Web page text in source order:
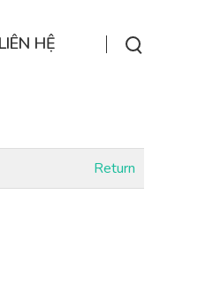
LIÊN HỆ
Return